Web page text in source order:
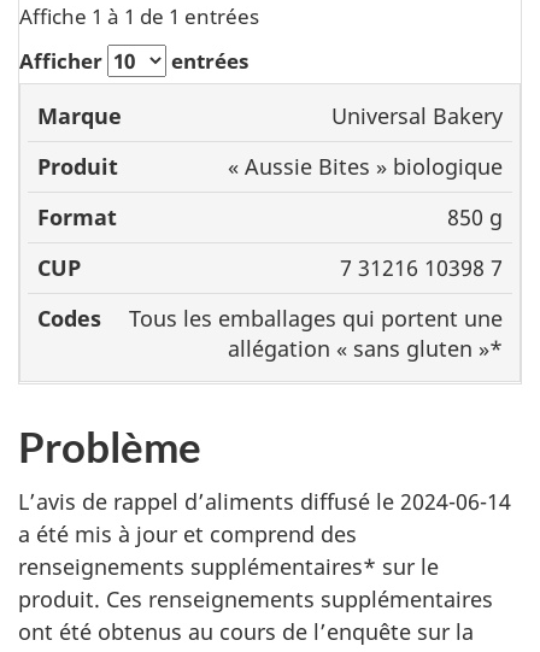
Affiche 1 à 1 de 1 entrées
Afficher
entrées
Marque Format
Universal Bakery
« Aussie Bites » biologique
850 g
7 31216 10398 7
Tous les emballages qui portent une
allégation « sans gluten »*
Problème
L’avis de rappel d’aliments diffusé le 2024-06-14
a été mis à jour et comprend des
renseignements supplémentaires* sur le
produit. Ces renseignements supplémentaires
ont été obtenus au cours de l’enquête sur la